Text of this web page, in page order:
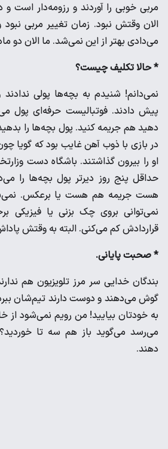
مربی خوبی را آوردند و رزومه‌دار است
الان وقتش نبود. زمان تغییر مربی
می‌دادی بهتر از این نمی‌شد. ما الان دو
* حالا تکلیف چیست؟
نمی‌دانم! شنیدم به بچه‌ها پولی
پیش دادند. فوتبالیست حرفه‌ای پول
دهید هم جریمه کنید. پول بچه‌ها را
در بازی با ذوب آهن غایب بود که گویا
او را بیرون گذاشتند. باشگاه دست
حداقل پنج روز دیرتر پول بچه‌ها را
هست جریمه هم هست یا برعکس.
نمی‌توانی بروی چک بزنی یا فیزیکی
قراردادش کم می‌کنی. البته به وقتش
* صحبت پایانی.
بندگان خدایی سر مرز تلویزیون هم
گوش می‌دهند و دوست دارند تیم‌شان
به خودتان بیایید! من رویم نمی‌شود از
می‌رسد می‌گوید باز هم سه تا
دهند.